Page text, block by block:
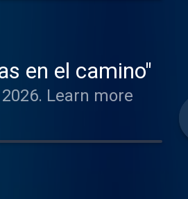
en el camino"
Learn more